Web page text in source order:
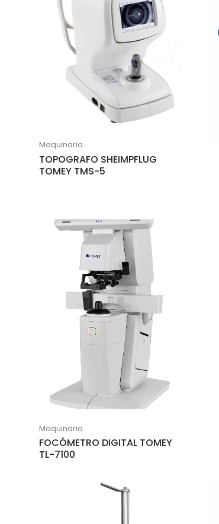
Maquinaria
TOPOGRAFO SHEIMPFLUG
TOMEY TMS-5
Maquinaria
FOCÓMETRO DIGITAL TOMEY
TL-7100